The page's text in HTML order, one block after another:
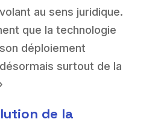
au sens juridique.
que la technologie
déploiement
surtout de la
de la